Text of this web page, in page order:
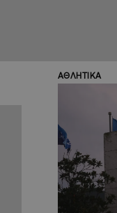
ΑΘΛΗΤΙΚΑ